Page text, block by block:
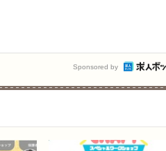
Sponsored by